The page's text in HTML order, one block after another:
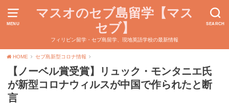
MENU SEARCH
マスオのセブ島留学【マス
セブ】
フィリピン留学・セブ島留学、現地英語学校の最新情報
HOME セブ島新型コロナ情報
【ノーベル賞受賞】リュック・モンタニエ氏
が新型コロナウィルスが中国で作られたと断
言